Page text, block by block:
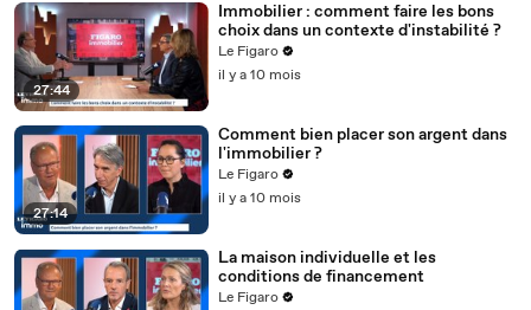
27:44
Immobilier : comment faire les bons
choix dans un contexte d'instabilité ?
Le Figaro
il y a 10 mois
27:14
Comment bien placer son argent dans
l'immobilier ?
Le Figaro
il y a 10 mois
La maison individuelle et les
conditions de financement
Le Figaro